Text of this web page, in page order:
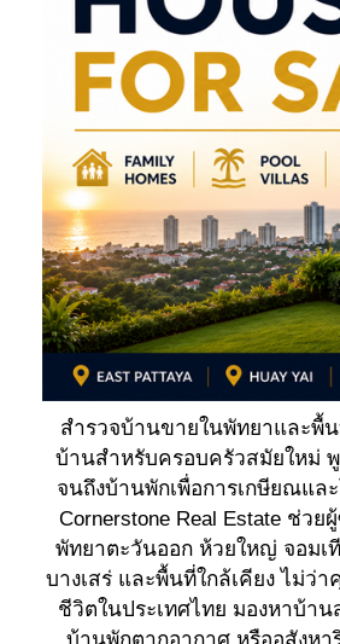
สำรวจบ้านขายในพัทยาและพื้
บ้านสำหรับครอบครัวสมัยใหม่
จนถึงบ้านพักเพื่อการเกษียณแล
Cornerstone Real Estate ช่ว
พัทยาตะวันออก ห้วยใหญ่ จอมเ
บางเสร่ และพื้นที่ใกล้เคียง ไม่ว่
ชีวิตในประเทศไทย มองหาบ้า
บ้านพักตากอากาศ หรืออสังหา